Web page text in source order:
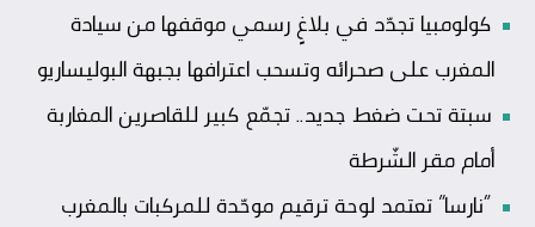
كولومبيا تجدّد في بلاغٍ رسمي موقفها من سيادة
المغرب على صحرائه وتسحب اعترافها بجبهة البوليساريو
سبتة تحت ضغط جديد.. تجمّع كبير للقاصرين المغاربة
أمام مقر الشّرطة
“نارسا” تعتمد لوحة ترقيم موحّدة للمركبات بالمغرب